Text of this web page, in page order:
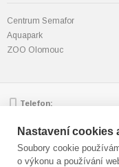
Centrum Semafor
Aquapark
ZOO Olomouc
Telefon:
Email:
Nastavení cookies
Soubory cookie
o výkonu a používání